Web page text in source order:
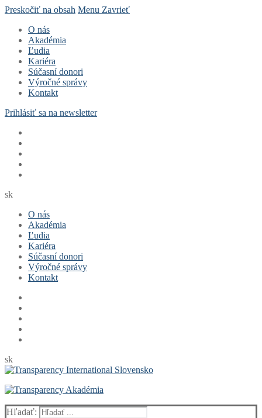
Preskočiť na obsah Menu Zavrieť
O nás
Akadémia
Ľudia
Kariéra
Súčasní donori
Výročné správy
Kontakt
Prihlásiť sa na newsletter
sk
O nás
Akadémia
Ľudia
Kariéra
Súčasní donori
Výročné správy
Kontakt
sk
Hľadať: